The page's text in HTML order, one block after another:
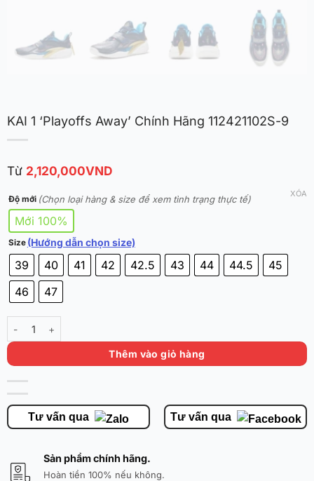
KAI 1 ‘Playoffs Away’ Chính Hãng 112421102S-9
Từ 2,120,000VND
Độ mới (Chọn loại hàng & size để xem tình trạng thực tế)
Mới 100%
Size (Hướng dẫn chọn size)
39 40 41 42 42.5 43 44 44.5
45
46
47
XÓA
KAI 1 'Playoffs Away' Chính Hãng 112421102S-9 số lượng
Thêm vào giỏ hàng
Tư vấn qua Tư vấn qua
Sản phẩm chính hãng.
Hoàn tiền 100% nếu không.